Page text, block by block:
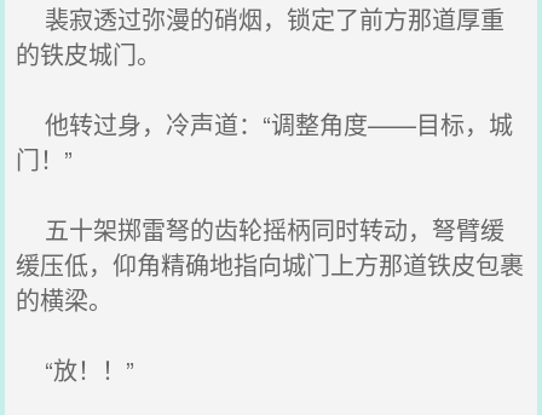
裴寂透过弥漫的硝烟，锁定了前方那道厚重
的铁皮城门。
他转过身，冷声道：“调整角度——目标，城
门！”
五十架掷雷弩的齿轮摇柄同时转动，弩臂缓
缓压低，仰角精确地指向城门上方那道铁皮包裹
的横梁。
“放！！”